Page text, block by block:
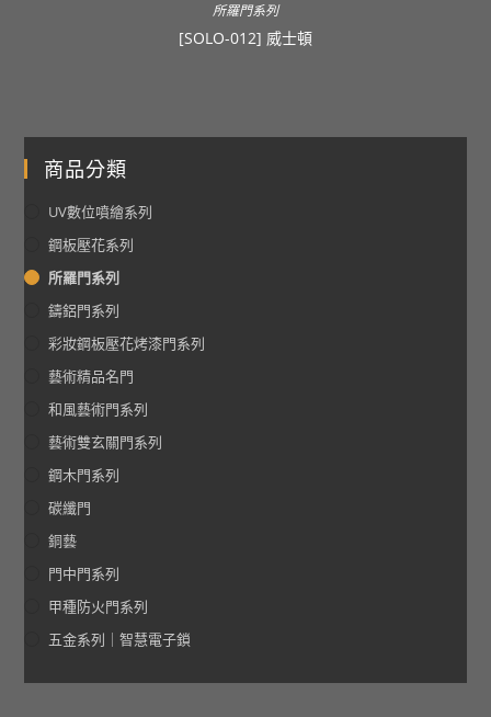
所羅門系列
[SOLO-012] 威士頓
商品分類
UV數位噴繪系列
鋼板壓花系列
所羅門系列
鑄鋁門系列
彩妝鋼板壓花烤漆門系列
藝術精品名門
和風藝術門系列
藝術雙玄關門系列
鋼木門系列
碳纖門
銅藝
門中門系列
甲種防火門系列
五金系列｜智慧電子鎖